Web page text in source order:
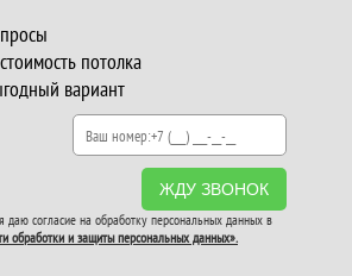
потолка
вариант
ЖДУ ЗВОНОК
даю согласие на обработку персональных данных в
обработки и защиты персональных данных».